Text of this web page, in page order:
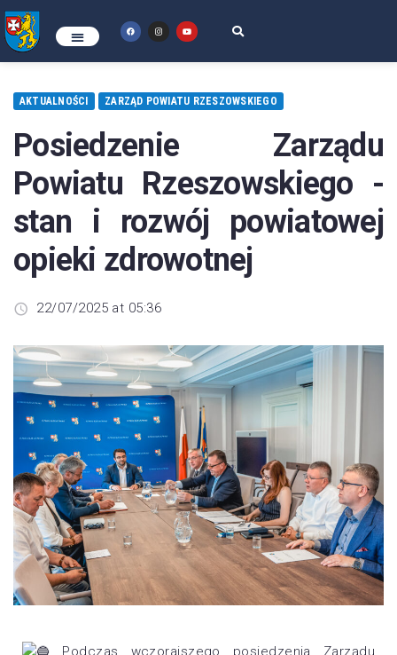
AKTUALNOŚCI ZARZĄD POWIATU RZESZOWSKIEGO
Posiedzenie Zarządu
Powiatu Rzeszowskiego -
stan i rozwój powiatowej
opieki zdrowotnej
22/07/2025 at 05:36
Podczas wczorajszego posiedzenia Zarządu